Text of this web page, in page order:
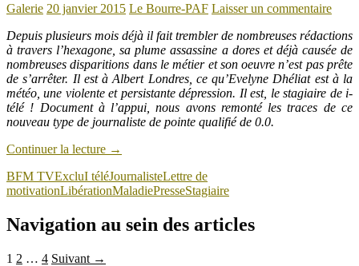
Galerie 20 janvier 2015 Le Bourre-PAF Laisser un commentaire
Depuis plusieurs mois déjà il fait trembler de nombreuses rédactions
à travers l’hexagone, sa plume assassine a dores et déjà causée de
nombreuses disparitions dans le métier et son oeuvre n’est pas prête
de s’arrêter. Il est à Albert Londres, ce qu’Evelyne Dhéliat est à la
météo, une violente et persistante dépression. Il est, le stagiaire de i-
télé ! Document à l’appui, nous avons remonté les traces de ce
nouveau type de journaliste de pointe qualifié de 0.0.
Continuer la lecture →
BFM TVExcluI téléJournalisteLettre de
motivationLibérationMaladiePresseStagiaire
Navigation au sein des articles
1 2 … 4 Suivant →